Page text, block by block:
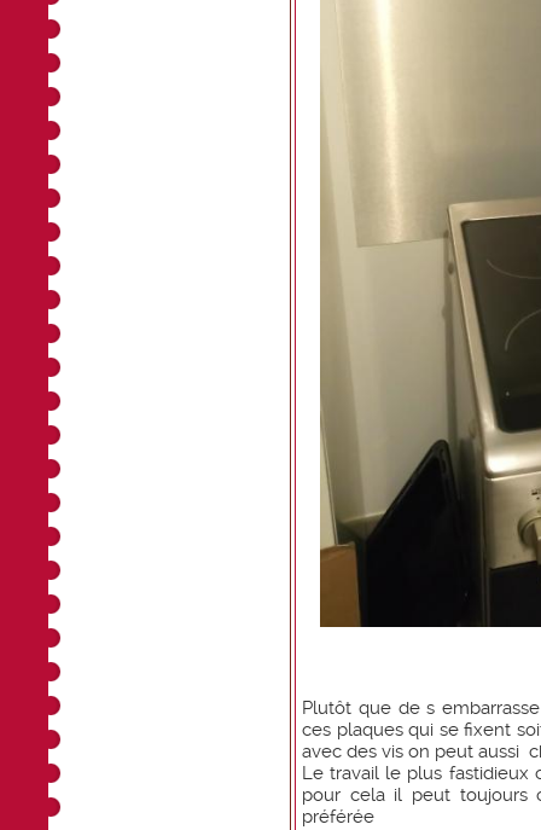
Plutôt que de s
ces plaques qui se fixent
avec des vis on peut aussi
Le travail le plus fastidieux
pour cela il peut toujours
préférée